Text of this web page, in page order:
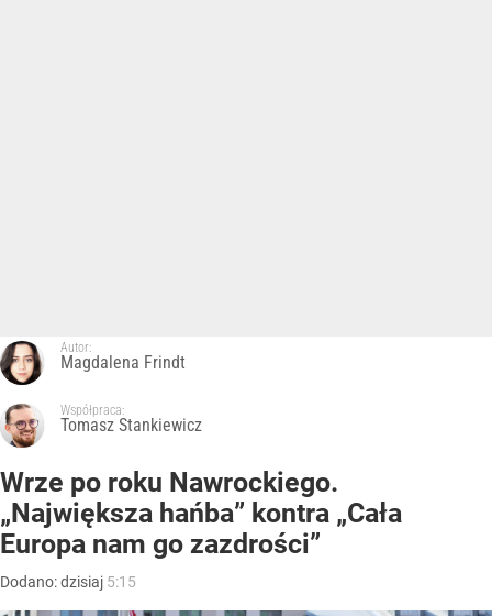
Autor:
Magdalena Frindt
Współpraca:
Tomasz Stankiewicz
Wrze po roku Nawrockiego.
„Największa hańba” kontra „Cała
Europa nam go zazdrości”
Dodano:dzisiaj 5:15